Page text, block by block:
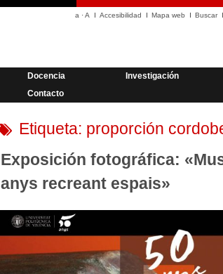
a ·A Accesibilidad Mapa web Buscar
Docencia Investigación
Contacto
Etiqueta: proporción
Exposición fotográfica:
anys recreant espais»